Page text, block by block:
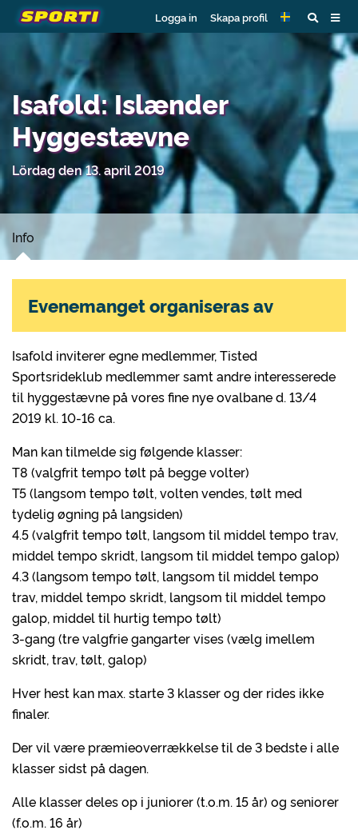
Logga in Skapa profil
Isafold: Islænder
Hyggestævne
Lördag den 13. april 2019
Info
Isafold inviterer egne medlemmer, Tisted
Sportsrideklub medlemmer samt andre interesserede
til hyggestævne på vores fine nye ovalbane d. 13/4
2019 kl. 10-16 ca.
Man kan tilmelde sig følgende klasser:
T8 (valgfrit tempo tølt på begge volter)
T5 (langsom tempo tølt, volten vendes, tølt med
tydelig øgning på langsiden)
4.5 (valgfrit tempo tølt, langsom til middel tempo trav,
middel tempo skridt, langsom til middel tempo galop)
4.3 (langsom tempo tølt, langsom til middel tempo
trav, middel tempo skridt, langsom til middel tempo
galop, middel til hurtig tempo tølt)
3-gang (tre valgfrie gangarter vises (vælg imellem
skridt, trav, tølt, galop)
Hver hest kan max. starte 3 klasser og der rides ikke
finaler.
Der vil være præmieoverrækkelse til de 3 bedste i alle
klasser sidst på dagen.
Alle klasser deles op i juniorer (t.o.m. 15 år) og seniorer
(f.o.m. 16 år)
Evenemanget organiseras av